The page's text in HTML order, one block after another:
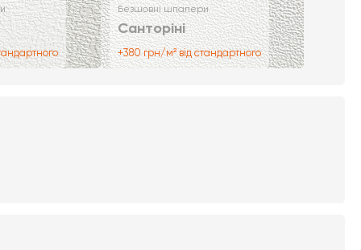
Безшовні шпалери
Санторіні
+380 грн/м² від стандартного